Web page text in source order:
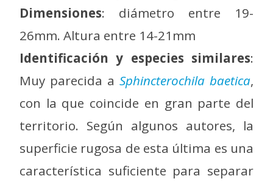
Dimensiones: diámetro entre 19-
26mm. Altura entre 14-21mm
Identificación y especies similares:
Muy parecida a Sphincterochila baetica,
con la que coincide en gran parte del
territorio. Según algunos autores, la
superficie rugosa de esta última es una
característica suficiente para separar